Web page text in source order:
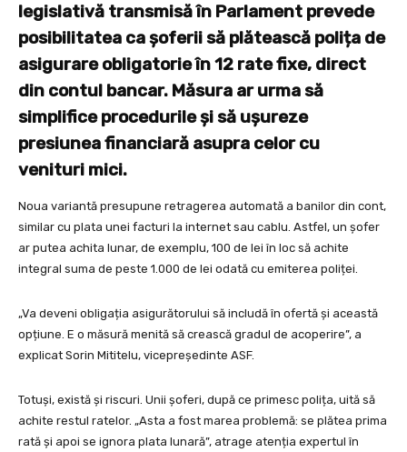
legislativă transmisă în Parlament prevede
posibilitatea ca șoferii să plătească polița de
asigurare obligatorie în 12 rate fixe, direct
din contul bancar. Măsura ar urma să
simplifice procedurile și să ușureze
presiunea financiară asupra celor cu
venituri mici.
Noua variantă presupune retragerea automată a banilor din cont,
similar cu plata unei facturi la internet sau cablu. Astfel, un șofer
ar putea achita lunar, de exemplu, 100 de lei în loc să achite
integral suma de peste 1.000 de lei odată cu emiterea poliței.
„Va deveni obligația asigurătorului să includă în ofertă și această
opțiune. E o măsură menită să crească gradul de acoperire”, a
explicat Sorin Mititelu, vicepreședinte ASF.
Totuși, există și riscuri. Unii șoferi, după ce primesc polița, uită să
achite restul ratelor. „Asta a fost marea problemă: se plătea prima
rată și apoi se ignora plata lunară”, atrage atenția expertul în